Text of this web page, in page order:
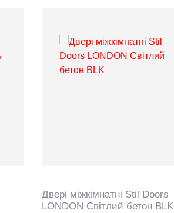
Двері міжкімнатні Stil Doors
LONDON Світлий бетон BLK